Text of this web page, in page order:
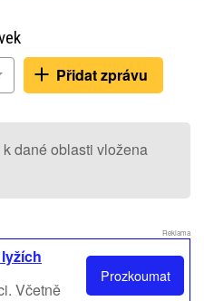
Přidat zprávu
dané oblasti vložena
Reklama
Prozkoumat
Včetně